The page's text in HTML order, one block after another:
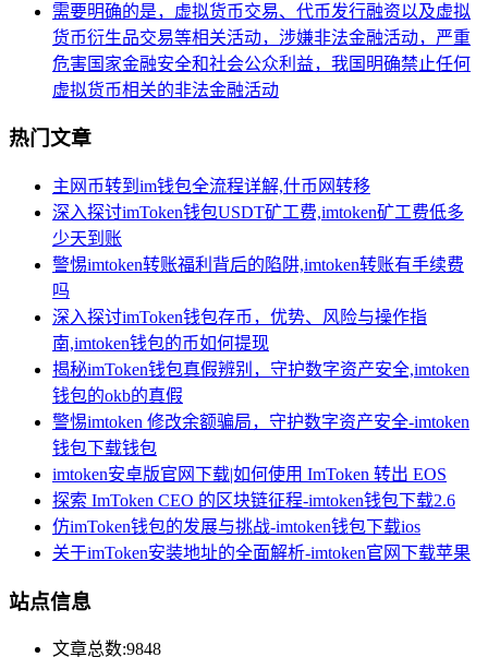
需要明确的是，虚拟货币交易、代币发行融资以及虚拟
货币衍生品交易等相关活动，涉嫌非法金融活动，严重
危害国家金融安全和社会公众利益，我国明确禁止任何
虚拟货币相关的非法金融活动
热门文章
主网币转到im钱包全流程详解,什币网转移
深入探讨imToken钱包USDT矿工费,imtoken矿工费低多
少天到账
警惕imtoken转账福利背后的陷阱,imtoken转账有手续费
吗
深入探讨imToken钱包存币，优势、风险与操作指
南,imtoken钱包的币如何提现
揭秘imToken钱包真假辨别，守护数字资产安全,imtoken
钱包的okb的真假
警惕imtoken 修改余额骗局，守护数字资产安全-imtoken
钱包下载钱包
imtoken安卓版官网下载|如何使用 ImToken 转出 EOS
探索 ImToken CEO 的区块链征程-imtoken钱包下载2.6
仿imToken钱包的发展与挑战-imtoken钱包下载ios
关于imToken安装地址的全面解析-imtoken官网下载苹果
站点信息
文章总数:9848